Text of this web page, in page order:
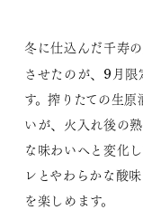
冬に仕込んだ千寿
させたのが、9月限
す。搾りたての生
いが、火入れ後の
な味わいへと変化
レとやわらかな酸
を楽しめます。